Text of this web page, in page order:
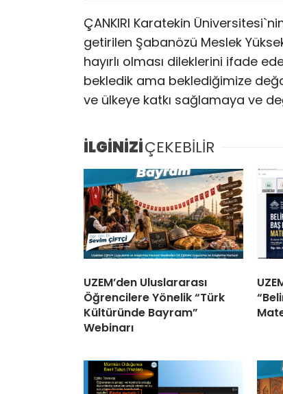
ÇANKIRI Karatekin
getirilen Şabanözü Meslek
hayırlı olması dileklerini ifade
bekledik ama beklediğimize
ve ülkeye katkı sağlamaya ve
İLGİNİZİÇEKEBİLİR
UZEM’den Uluslararası
Öğrencilere Yönelik “Türk
Kültüründe Bayram”
Webinarı